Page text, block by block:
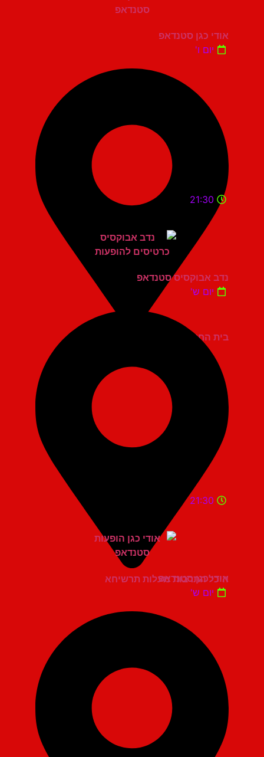
אודי כגן סטנדאפ
יום ו'
בית החייל תל אביב
21:30
נדב אבוקסיס סטנדאפ
יום ש'
היכל התרבות מעלות תרשיחא
21:30
אודי כגן סטנדאפ
יום ש'